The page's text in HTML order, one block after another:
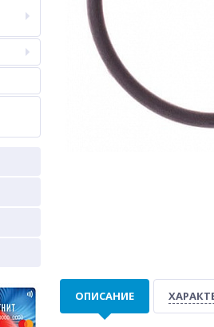
ОПИСАНИЕ